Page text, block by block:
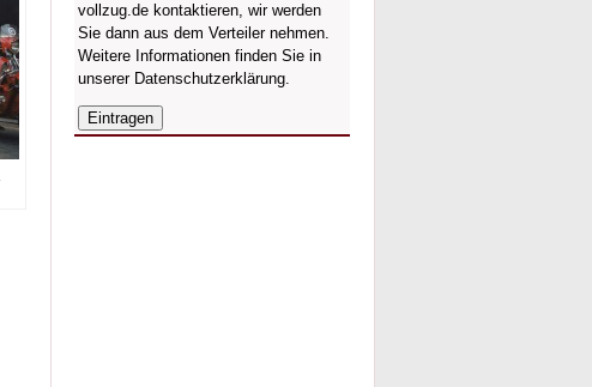
vollzug.de kontaktieren, wir werden
Sie dann aus dem Verteiler nehmen.
Weitere Informationen finden Sie in
unserer Datenschutzerklärung.